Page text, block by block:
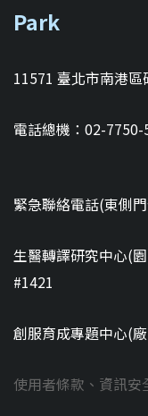
Park
11571 臺北市南港
電話總機：02-
緊急聯絡電話(東側
生醫轉譯研究中心(
#1421
創服育成專題中心(
使用者條款、資訊安